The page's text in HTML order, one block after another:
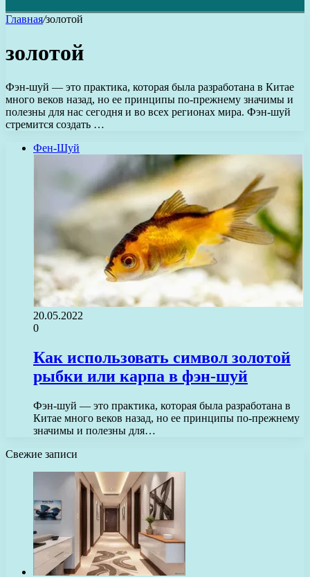
Главная/золотой
золотой
Фэн-шуй — это практика, которая была разработана в Китае
много веков назад, но ее принципы по-прежнему значимы и
полезны для нас сегодня и во всех регионах мира. Фэн-шуй
стремится создать …
Фен-Шуй
20.05.2022
0
Как использовать символ золотой
рыбки или карпа в фэн-шуй
Фэн-шуй — это практика, которая была разработана в
Китае много веков назад, но ее принципы по-прежнему
значимы и полезны для…
Свежие записи